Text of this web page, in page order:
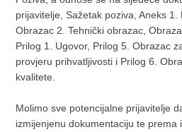
prijavitelje, Sažetak poziva, Aneks 1.
Obrazac 2. Tehnički obrazac,
Prilog 1. Ugovor, Prilog 5. Obrazac
provjeru prihvatljivosti i Prilog 6.
kvalitete.
Molimo sve potencijalne prijavitelje
izmijenjenu dokumentaciju te prema